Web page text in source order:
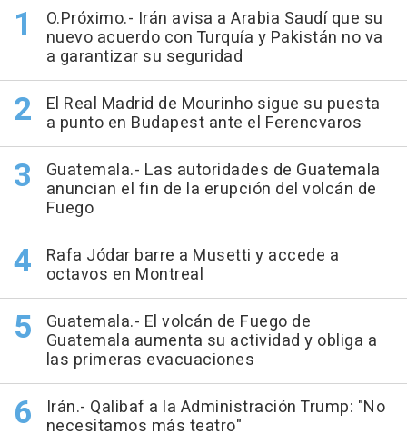
O.Próximo.- Irán avisa a Arabia Saudí que su
nuevo acuerdo con Turquía y Pakistán no va
a garantizar su seguridad
El Real Madrid de Mourinho sigue su puesta
a punto en Budapest ante el Ferencvaros
Guatemala.- Las autoridades de Guatemala
anuncian el fin de la erupción del volcán de
Fuego
Rafa Jódar barre a Musetti y accede a
octavos en Montreal
Guatemala.- El volcán de Fuego de
Guatemala aumenta su actividad y obliga a
las primeras evacuaciones
Irán.- Qalibaf a la Administración Trump: "No
necesitamos más teatro"